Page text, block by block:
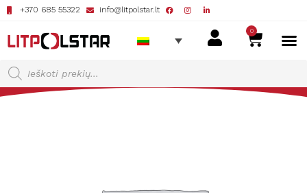
+370 685 55322 info@litpolstar.lt
0